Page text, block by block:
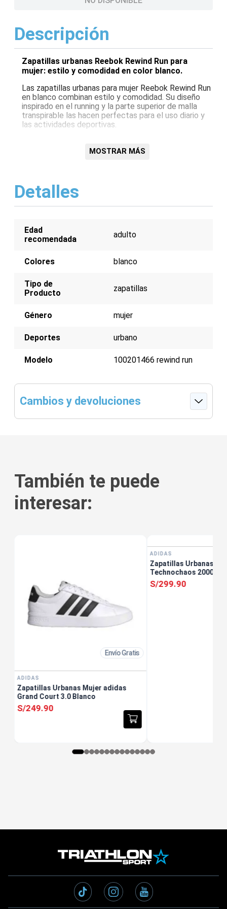
Descripción
Zapatillas urbanas Reebok Rewind Run para
mujer: estilo y comodidad en color blanco.
Las zapatillas urbanas para mujer Reebok Rewind Run
en blanco combinan estilo y comodidad. Su diseño
inspirado en el running y la parte superior de malla
transpirable las hacen perfectas para el uso diario y
las actividades deportivas.
Suela de goma para una tracción duradera
MOSTRAR MÁS
Detalles
Edad
recomendada
adulto
Colores blanco
Tipo de
Producto
zapatillas
Género mujer
Deportes urbano
Modelo 100201466 rewind run
Cambios y devoluciones
También te puede
interesar:
Envío Gratis
ADIDAS
Zapatillas Urbanas Mujer adidas
Grand Court 3.0 Blanco
S/249.90
ADIDAS
Zapatillas Urbanas
Technochaos 2000
S/299.90